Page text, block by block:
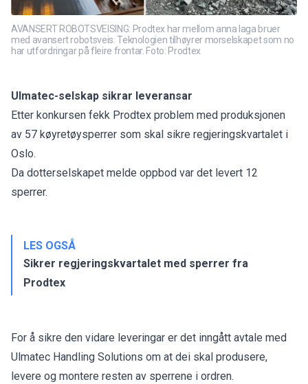
AVANSERT ROBOTSVEISING: Prodtex har mellom anna laga bruer
med avansert robotsveis. Teknologien tilhøyrer morselskapet som no
har utfordringar på fleire frontar. Foto: Prodtex
Ulmatec-selskap sikrar leveransar
Etter konkursen fekk Prodtex problem med produksjonen
av 57 køyretøysperrer som skal sikre regjeringskvartalet i
Oslo.
Da dotterselskapet melde oppbod var det levert 12
sperrer.
LES OGSÅ
Sikrer regjeringskvartalet med sperrer fra
Prodtex
For å sikre den vidare leveringar er det inngått avtale med
Ulmatec Handling Solutions om at dei skal produsere,
levere og montere resten av sperrene i ordren.